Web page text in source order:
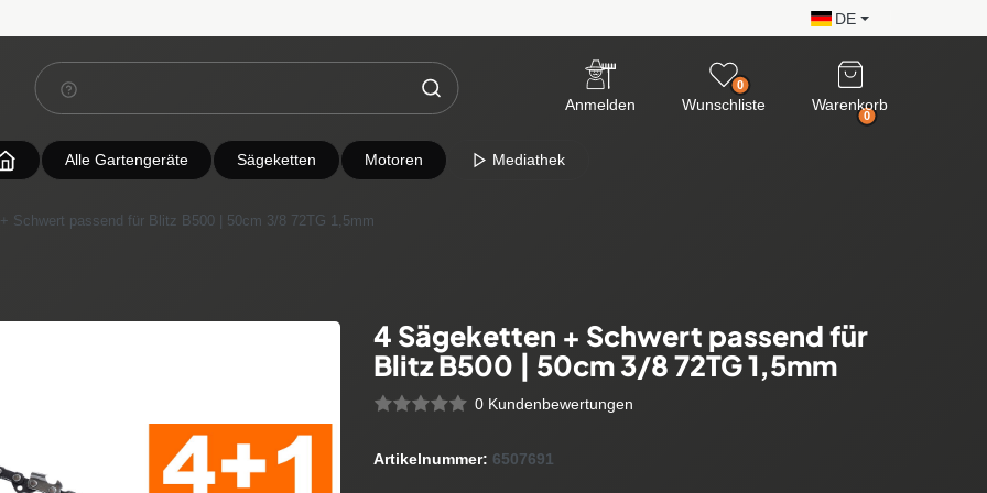
DE
Anmelden
0
Wunschliste
0
Warenkorb
Alle Gartengeräte Sägeketten Motoren Mediathek
Schwert passend für Blitz B500 | 50cm 3/8 72TG 1,5mm
4 Sägeketten + Schwert passend für
Blitz B500 | 50cm 3/8 72TG 1,5mm
0 Kundenbewertungen
Artikelnummer: 6507691